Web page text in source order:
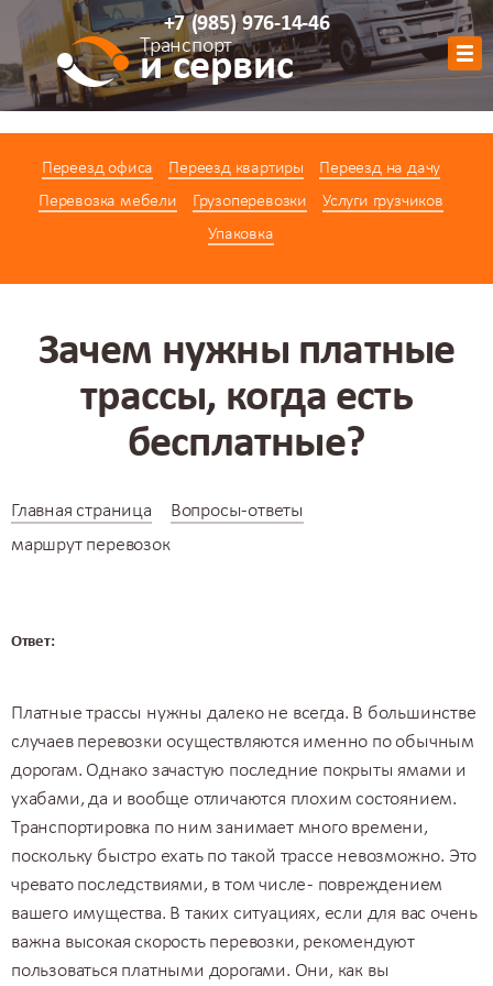
+7(985) 976-14-46
Транспорт
и сервис
Обратный звонок
АКЦИИ
КОНТАКТЫ
КАЛЬКУЛЯТОР
Переезд офиса Переезд квартиры
Переезд на дачу
Перевозка мебели
Грузоперевозки
Услуги грузчиков
Упаковка
Зачем нужны платные
трассы, когда есть
бесплатные?
Главная страница
Вопросы-ответы
маршрут перевозок
Ответ:
Платные трассы нужны далеко не всегда. В большинстве
случаев перевозки осуществляются именно по обычным
дорогам. Однако зачастую последние покрыты ямами и
ухабами, да и вообще отличаются плохим состоянием.
Транспортировка по ним занимает много времени,
поскольку быстро ехать по такой трассе невозможно. Это
чревато последствиями, в том числе - повреждением
вашего имущества. В таких ситуациях, если для вас очень
важна высокая скорость перевозки, рекомендуют
пользоваться платными дорогами. Они, как вы